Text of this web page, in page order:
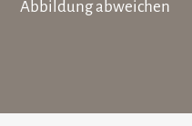
Abbildung abweichen